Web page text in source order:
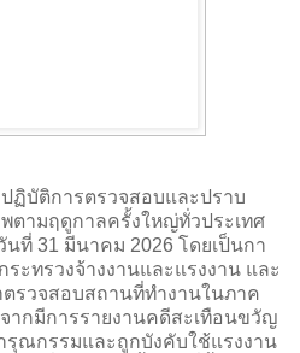
ปฏิบัติการตรวจสอบและปราบ
ตามฤดูกาลครั้งใหญ่ทั่วประเทศ
ที่ 31 มีนาคม 2026 โดยเป็นกา
ะทรวงจ้างงานและแรงงาน และ
ตรวจสอบสถานที่ทำงานในภาค
ากมีการรายงานคดีสะเทือนขวัญ
ณกรรมและถูกบังคับใช้แรงงาน